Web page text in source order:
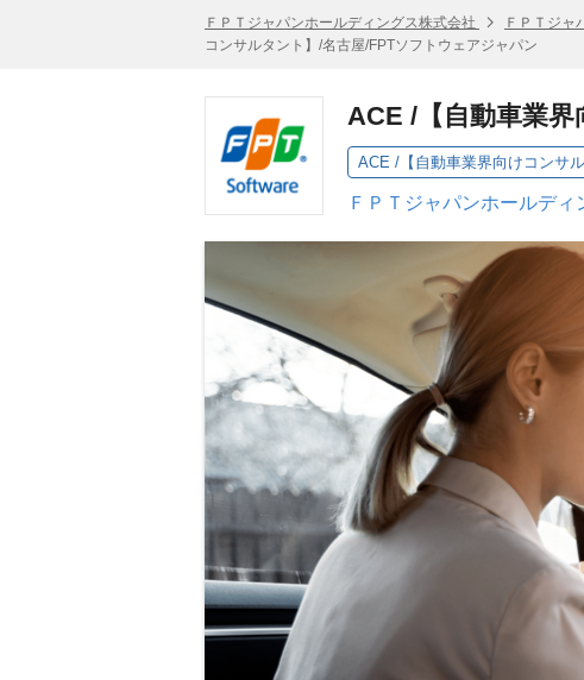
ＦＰＴジャパンホールディングス株式会社 ＦＰＴジャ
コンサルタント】/名古屋/FPTソフトウェアジャパン
ACE /【自動車業
ＦＰＴジャパンホールデ